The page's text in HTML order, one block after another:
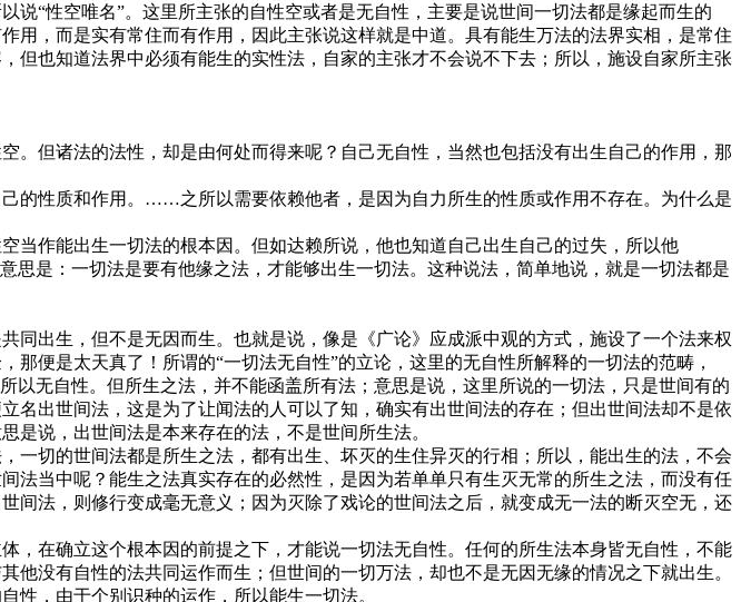
“性空唯名”。这里所主张的自性空或者是无自性，主要是说世间一切法都是缘起而生的
，而是实有常住而有作用，因此主张说这样就是中道。具有能生万法的法界实相，是常住
也知道法界中必须有能生的实性法，自家的主张才不会说不下去；所以，施设自家所主张
但诸法的法性，却是由何处而得来呢？自己无自性，当然也包括没有出生自己的作用，那
性质和作用。……之所以需要依赖他者，是因为自力所生的性质或作用不存在。为什么是
作能出生一切法的根本因。但如达赖所说，他也知道自己出生自己的过失，所以他
是：一切法是要有他缘之法，才能够出生一切法。这种说法，简单地说，就是一切法都是
出生，但不是无因而生。也就是说，像是《广论》应成派中观的方式，施设了一个法来权
便是太天真了！所谓的“一切法无自性”的立论，这里的无自性所解释的一切法的范畴，
无自性。但所生之法，并不能函盖所有法；意思是说，这里所说的一切法，只是世间有的
出世间法，这是为了让闻法的人可以了知，确实有出世间法的存在；但出世间法却不是依
是说，出世间法是本来存在的法，不是世间所生法。
切的世间法都是所生之法，都有出生、坏灭的生住异灭的行相；所以，能出生的法，不会
法当中呢？能生之法真实存在的必然性，是因为若单单只有生灭无常的所生之法，而没有任
法，则修行变成毫无意义；因为灭除了戏论的世间法之后，就变成无一法的断灭空无，还
在确立这个根本因的前提之下，才能说一切法无自性。任何的所生法本身皆无自性，不能
没有自性的法共同运作而生；但世间的一切万法，却也不是无因无缘的情况之下就出生。
性，由于个别识种的运作，所以能生一切法。